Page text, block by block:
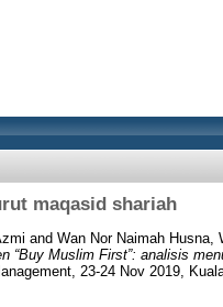
maqasid shariah
and Wan Nor Naimah Husna,
“Buy Muslim First”: analisis
23-24 Nov 2019,